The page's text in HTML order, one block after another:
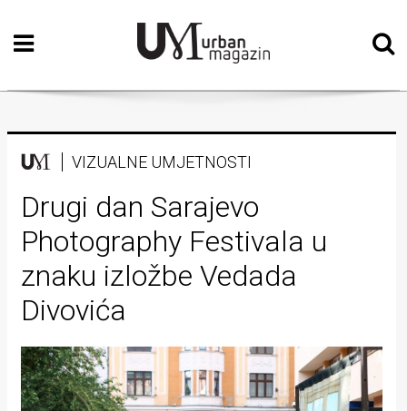
Početna
Vizualne
Teatar
Književnost
Muzika
Film
Intervju
Kolumne
Kultura
VIZUALNE UMJETNOSTI
Drugi dan Sarajevo
Photography Festivala u
znaku izložbe Vedada
Divovića